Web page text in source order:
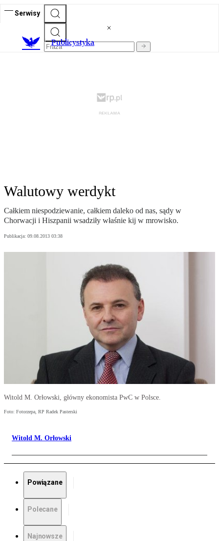
Serwisy
Publicystyka
Walutowy werdykt
Całkiem niespodziewanie, całkiem daleko od nas, sądy w
Chorwacji i Hiszpanii wsadziły właśnie kij w mrowisko.
Publikacja: 09.08.2013 03:38
Witold M. Orłowski, główny ekonomista PwC w Polsce.
Foto: Fotorzepa, RP Radek Pasterski
Witold M. Orłowski
Powiązane
Polecane
Najnowsze